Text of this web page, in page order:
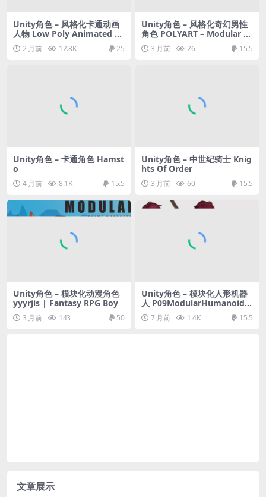
Unity角色 – 风格化卡通动画
人物 Low Poly Animated Pe
ople2 月前 12.8K 25
Unity角色 – 风格化奇幻男性
角色 POLYART – Modular Fa
ntasy Male
3 月前 26 15.5
Unity角色 – 卡通角色 Hamst
o
4 月前 8.1K 15.5
Unity角色 – 中世纪骑士 Knig
hts Of Order
3 月前 60 15.5
Unity角色 – 模块化动漫角色
yyyrjis | Fantasy RPG Boy
3 月前 143 50
Unity角色 – 模块化人形机器
人 P09ModularHumanoidLi
te 7 月前 1.4K 15.5
文章展示